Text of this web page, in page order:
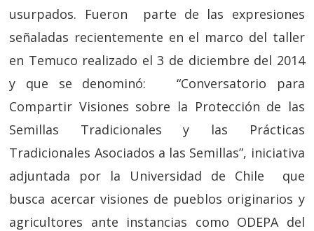
usurpados. Fueron parte de las expresiones
señaladas recientemente en el marco del taller
en Temuco realizado el 3 de diciembre del 2014
y que se denominó: “Conversatorio para
Compartir Visiones sobre la Protección de las
Semillas Tradicionales y las Prácticas
Tradicionales Asociados a las Semillas”, iniciativa
adjuntada por la Universidad de Chile que
busca acercar visiones de pueblos originarios y
agricultores ante instancias como ODEPA del